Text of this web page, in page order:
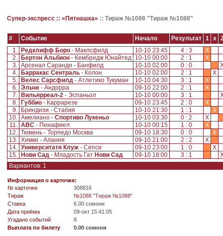
Супер-экспресс :: «Пятнашка» :: Тираж №1088 "Тираж №1088"
# Событие Начало Результат 1 x
1.
Редклифф Боро - Маклсфилд 10-10 23:45 4 : 3
X
2.
Бертон Альбион - Кембридж Юнайтед 10-10 00:00 2 : 1
X
3. Арсенал Саранди - Банфилд 10-10 02:00 0 : 0
4.
Барракас Сентраль - Колон 10-10 02:00 2 : 1
X
5.
Велес Сарсфилд - Атлетико Тукуман 10-10 04:30 3 : 1
X
6. Эльче - Андорра 09-10 22:00 2 : 1
X
7.
Вильярреал-2 - Эспаньол 10-10 00:00 3 : 1
8.
Губбио - Каррарезе 09-10 23:45 2 : 0
X
9.
Бриндизи - Стабия 10-10 21:30 1 : 1
X
10. Амелиано - Спортиво Лукеньо 10-10 03:30 0 : 2
X
11. АВС - Пенафиел 10-10 00:15 1 : 0
X
12. Тюмень - Торпедо Москва 09-10 18:30 0 : 0
X
13. Химки - Алания 09-10 21:00 2 : 2
X
14. Университатя Клуж - Сепси 09-10 23:00 1 : 0
X
15.
Нови Сад - Младость Гат Нови Сад 09-10 18:00 3 : 1
Вариантов: 1
Информация о карточке:
№ карточки
308816
Tираж
№1088 "Тираж №1088"
Ставка
6.00 сомони
Дата приёма
09-окт 15:41:05
Угадано событий
8
Выплата по билету
0.00 сомони